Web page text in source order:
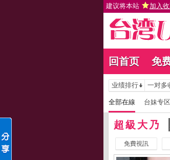
建议将本站 加入
回首页 免
业绩排行 一对多
全部在線 台妹专区
超級大乃
免費視訊